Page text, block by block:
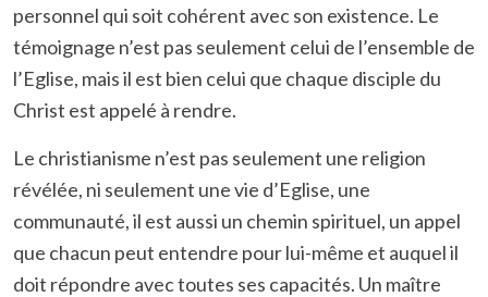
personnel qui soit cohérent avec son existence. Le
témoignage n’est pas seulement celui de l’ensemble de
l’Eglise, mais il est bien celui que chaque disciple du
Christ est appelé à rendre.
Le christianisme n’est pas seulement une religion
révélée, ni seulement une vie d’Eglise, une
communauté, il est aussi un chemin spirituel, un appel
que chacun peut entendre pour lui-même et auquel il
doit répondre avec toutes ses capacités. Un maître